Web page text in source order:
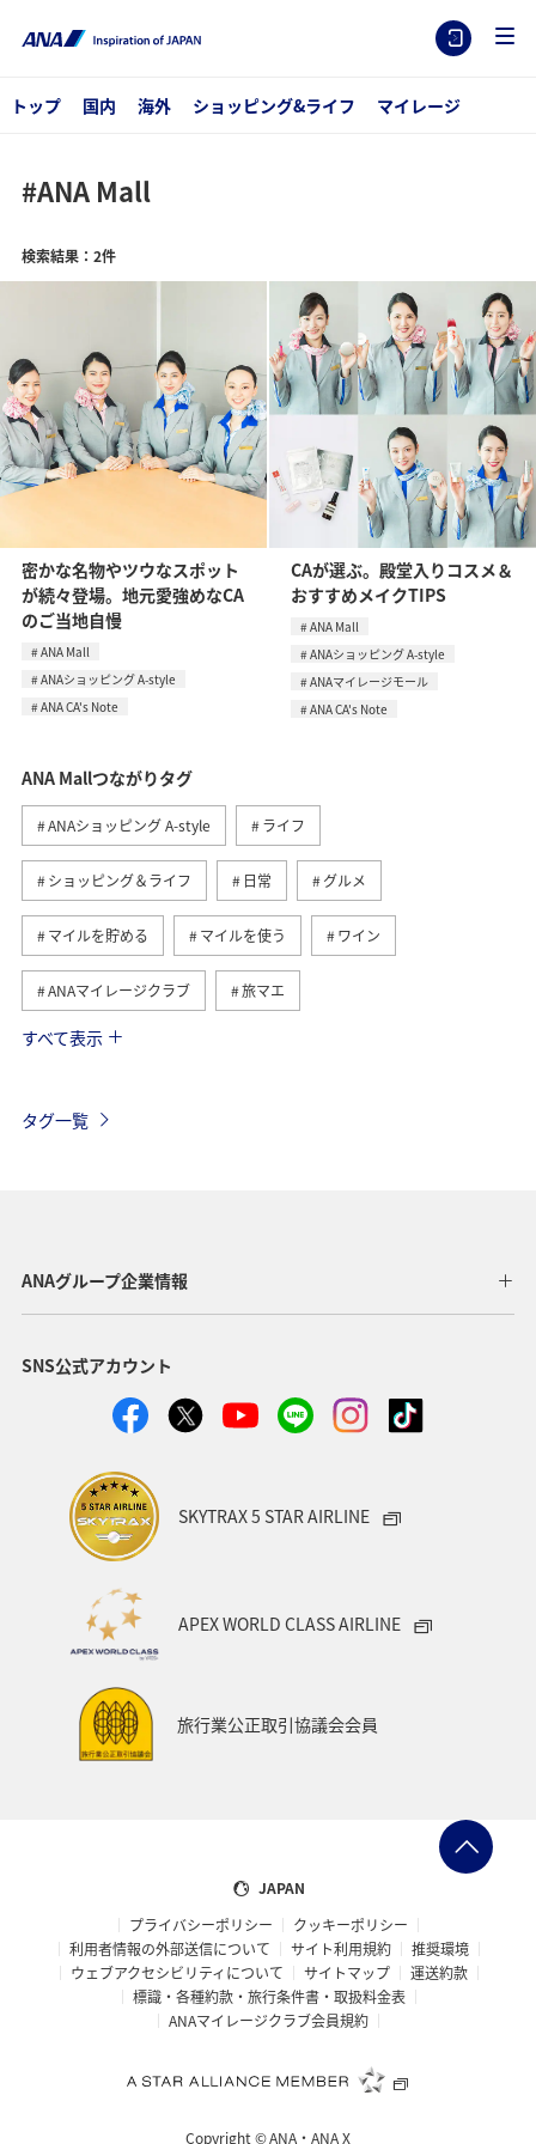
トップ 国内 海外 ショッピング&ライフ マイレージ
#ANA Mall
検索結果：2件
密かな名物やツウなスポット
が続々登場。地元愛強めなCA
のご当地自慢
ANA Mall
ANAショッピング A-style
ANA CA's Note
CAが選ぶ。殿堂入りコスメ＆
おすすめメイクTIPS
ANA Mall
ANAショッピング A-style
ANAマイレージモール
ANA CA's Note
ANA Mallつながりタグ
ANAショッピング A-style ライフ
ショッピング＆ライフ 日常 グルメ
マイルを貯める マイルを使う ワイン
ANAマイレージクラブ 旅マエ
A-style秋特集
ANAのオンラインショップ イタリア 記念日
宮城県 北海道
東北地方
ANAの取り組み（サステナブル、社会貢献）
編集長のおすすめ
すべて表示
タグ一覧
ANAグループ企業情報
SNS公式アカウント
SKYTRAX 5 STAR AIRLINE
APEX WORLD CLASS AIRLINE
旅行業公正取引協議会会員
JAPAN
プライバシーポリシー
クッキーポリシー
利用者情報の外部送信について
サイト利用規約
推奨環境
ウェブアクセシビリティについて
サイトマップ
運送約款
標識・各種約款・旅行条件書・取扱料金表
ANAマイレージクラブ会員規約
Copyright ©ANA・ANA X